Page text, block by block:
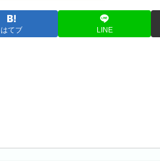
はてブ LINE